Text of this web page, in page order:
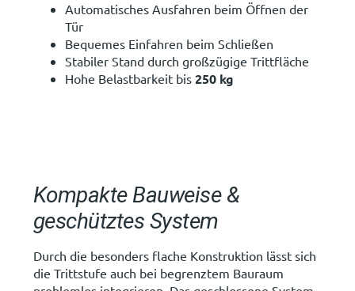
Automatisches Ausfahren beim Öffnen der
Tür
Bequemes Einfahren beim Schließen
Stabiler Stand durch großzügige Trittfläche
Hohe Belastbarkeit bis 250 kg
Kompakte Bauweise &
geschütztes System
Durch die besonders flache Konstruktion lässt sich
die Trittstufe auch bei begrenztem Bauraum